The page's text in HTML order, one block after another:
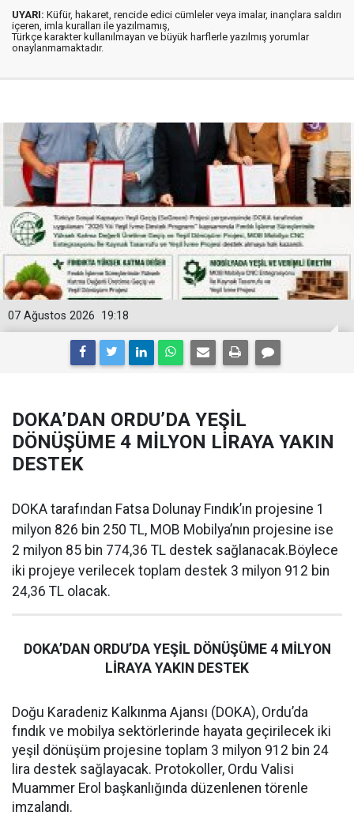
UYARI: Küfür, hakaret, rencide edici cümleler veya imalar, inançlara saldırı
içeren, imla kuralları ile yazılmamış,
Türkçe karakter kullanılmayan ve büyük harflerle yazılmış yorumlar
onaylanmamaktadır.
19:18
07 Ağustos 2026
DOKA’DAN ORDU’DA YEŞİL
DÖNÜŞÜME 4 MİLYON LİRAYA YAKIN
DESTEK
DOKA tarafından Fatsa Dolunay Fındık’ın projesine 1
milyon 826 bin 250 TL, MOB Mobilya’nın projesine ise
2 milyon 85 bin 774,36 TL destek sağlanacak.Böylece
iki projeye verilecek toplam destek 3 milyon 912 bin
24,36 TL olacak.
DOKA’DAN ORDU’DA YEŞİL DÖNÜŞÜME 4 MİLYON
LİRAYA YAKIN DESTEK
Doğu Karadeniz Kalkınma Ajansı (DOKA), Ordu’da
fındık ve mobilya sektörlerinde hayata geçirilecek iki
yeşil dönüşüm projesine toplam 3 milyon 912 bin 24
lira destek sağlayacak. Protokoller, Ordu Valisi
Muammer Erol başkanlığında düzenlenen törenle
imzalandı.